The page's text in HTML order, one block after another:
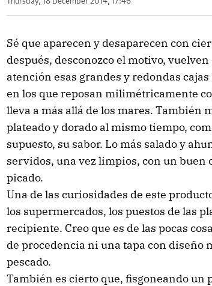
Sé que aparecen y desaparecen con
después, desconozco el motivo,
atención esas grandes y redondas
en los que reposan milimétricamente
lleva a más allá de los mares. También
plateado y dorado al mismo tiempo,
supuesto, su sabor. Lo más salado y
servidos, una vez limpios, con un buen
picado.
Una de las curiosidades de este
los supermercados, los puestos de las
recipiente. Creo que es de las pocas
de procedencia ni una tapa con diseño
pescado.
También es cierto que, fisgoneando un